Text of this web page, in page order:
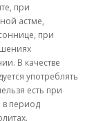
при
астме,
при
В качестве
употреблять
есть при
период